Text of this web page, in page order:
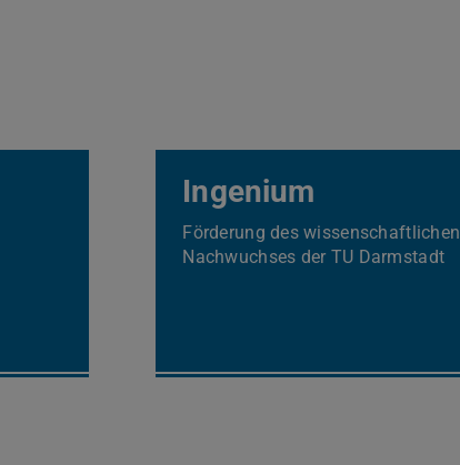
Ingenium
Förderung des wissenschaftlichen
Nachwuchses der TU Darmstadt